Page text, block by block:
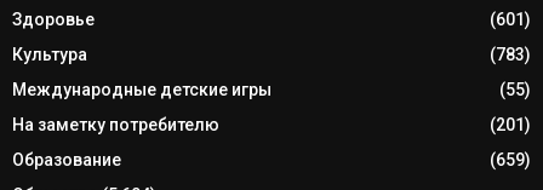
Здоровье
(601)
Культура
(783)
Международные детские игры
(55)
На заметку потребителю
(201)
Образование
(659)